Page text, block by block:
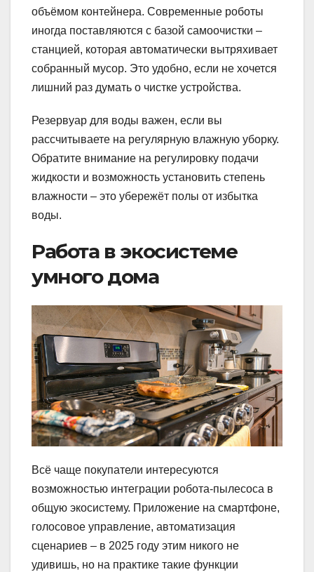
объёмом контейнера. Современные роботы
иногда поставляются с базой самоочистки –
станцией, которая автоматически вытряхивает
собранный мусор. Это удобно, если не хочется
лишний раз думать о чистке устройства.
Резервуар для воды важен, если вы
рассчитываете на регулярную влажную уборку.
Обратите внимание на регулировку подачи
жидкости и возможность установить степень
влажности – это убережёт полы от избытка
воды.
Работа в экосистеме
умного дома
Всё чаще покупатели интересуются
возможностью интеграции робота-пылесоса в
общую экосистему. Приложение на смартфоне,
голосовое управление, автоматизация
сценариев – в 2025 году этим никого не
удивишь, но на практике такие функции